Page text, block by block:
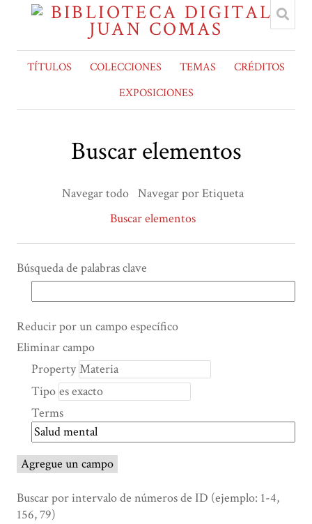
TÍTULOS COLECCIONES TEMAS
CRÉDITOS
EXPOSICIONES
Buscar elementos
Navegar todo Navegar por Etiqueta
Buscar elementos
Búsqueda de palabras clave
Number
rows
"Reducir
por
campo
específico":
1
Reducir por un campo específico
Search Property
Tipo de búsqueda
Términos de búsqueda
Ensamblador de Búsqueda
Eliminar campo
Property
Tipo
Terms
Agregue un campo
Buscar por intervalo de números de ID (ejemplo: 1-4,
156, 79)